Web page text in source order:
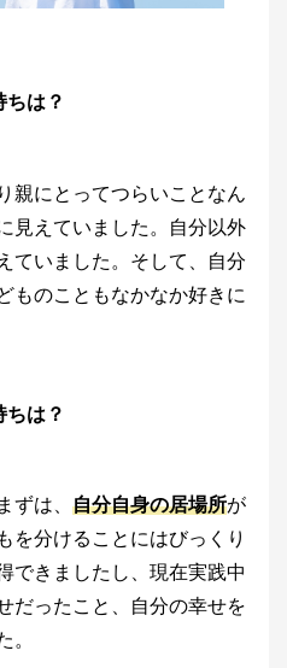
ちは？
親にとってつらいことなん
見えていました。自分以外
ていました。そして、自分
ものこともなかなか好きに
ちは？
ずは、 自分自身の居場所が
を分けることにはびっくり
できましたし、現在実践中
だったこと、自分の幸せを
。